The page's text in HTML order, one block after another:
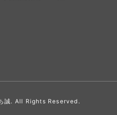
誠. All Rights Reserved.